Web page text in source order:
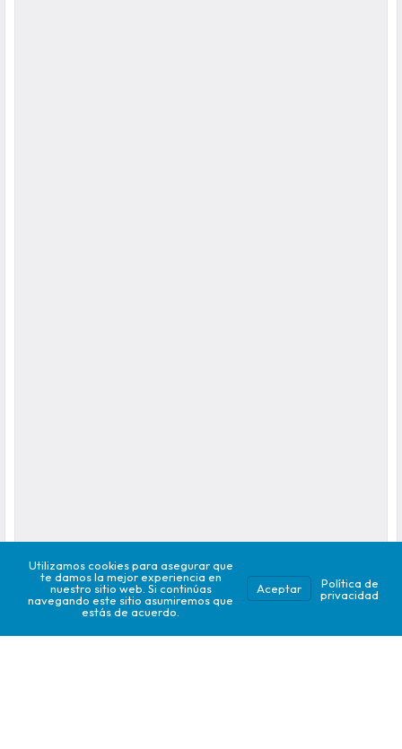
Utilizamos cookies para asegurar que
te damos la mejor experiencia en
nuestro sitio web. Si continúas
navegando este sitio asumiremos que
estás de acuerdo.
Aceptar
Política de
privacidad